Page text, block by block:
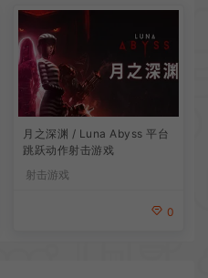
月之深渊 / Luna Abyss 平台
跳跃动作射击游戏
射击游戏
0